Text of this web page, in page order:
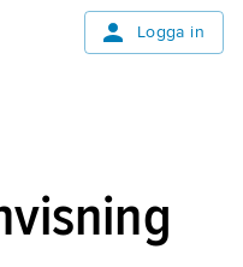
Logga in